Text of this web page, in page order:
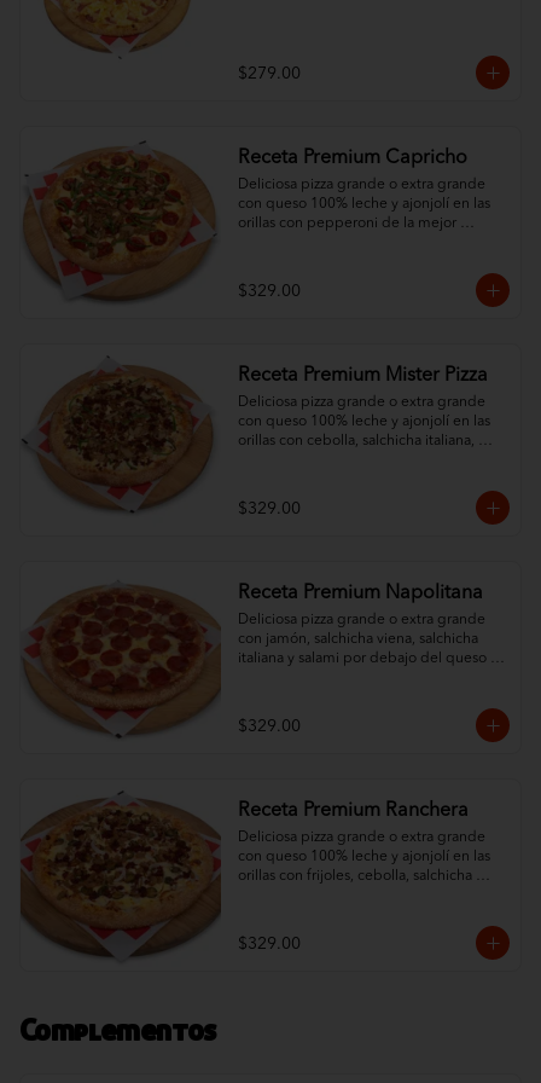
$279.00
Receta Premium Capricho
Deliciosa pizza grande o extra grande
con queso 100% leche y ajonjolí en las
orillas con pepperoni de la mejor
$329.00
Receta Premium Mister Pizza
Deliciosa pizza grande o extra grande
con queso 100% leche y ajonjolí en las
orillas con cebolla, salchicha italiana,
$329.00
Receta Premium Napolitana
Deliciosa pizza grande o extra grande
con jamón, salchicha viena, salchicha
italiana y salami por debajo del queso
$329.00
Receta Premium Ranchera
Deliciosa pizza grande o extra grande
con queso 100% leche y ajonjolí en las
orillas con frijoles, cebolla, salchicha
$329.00
Complementos